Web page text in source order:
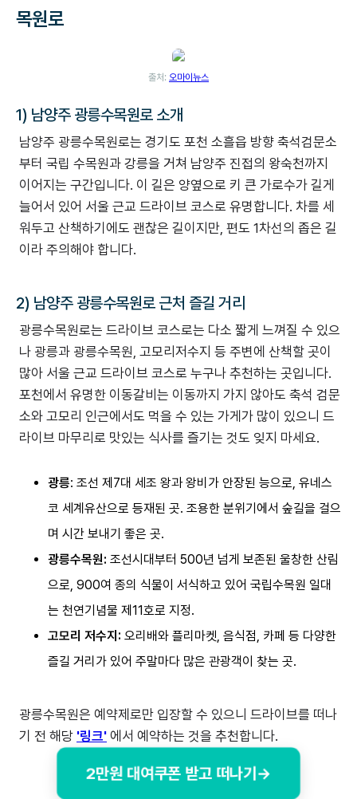
목원로
출처: 오마이뉴스
1) 남양주 광릉수목원로 소개
남양주 광릉수목원로는 경기도 포천 소흘읍 방향 축석검문소
부터 국립 수목원과 강릉을 거쳐 남양주 진접의 왕숙천까지
이어지는 구간입니다. 이 길은 양옆으로 키 큰 가로수가 길게
늘어서 있어 서울 근교 드라이브 코스로 유명합니다. 차를 세
워두고 산책하기에도 괜찮은 길이지만, 편도 1차선의 좁은 길
이라 주의해야 합니다.
2) 남양주 광릉수목원로 근처 즐길 거리
광릉수목원로는 드라이브 코스로는 다소 짧게 느껴질 수 있으
나 광릉과 광릉수목원, 고모리저수지 등 주변에 산책할 곳이
많아 서울 근교 드라이브 코스로 누구나 추천하는 곳입니다.
포천에서 유명한 이동갈비는 이동까지 가지 않아도 축석 검문
소와 고모리 인근에서도 먹을 수 있는 가게가 많이 있으니 드
라이브 마무리로 맛있는 식사를 즐기는 것도 잊지 마세요.
광릉: 조선 제7대 세조 왕과 왕비가 안장된 능으로, 유네스
코 세계유산으로 등재된 곳. 조용한 분위기에서 숲길을 걸으
며 시간 보내기 좋은 곳.
광릉수목원: 조선시대부터 500년 넘게 보존된 울창한 산림
으로, 900여 종의 식물이 서식하고 있어 국립수목원 일대
는 천연기념물 제11호로 지정.
고모리 저수지: 오리배와 플리마켓, 음식점, 카페 등 다양한
즐길 거리가 있어 주말마다 많은 관광객이 찾는 곳.
광릉수목원은 예약제로만 입장할 수 있으니 드라이브를 떠나
기 전 해당 '링크' 에서 예약하는 것을 추천합니다.
2만원 대여쿠폰 받고 떠나기→